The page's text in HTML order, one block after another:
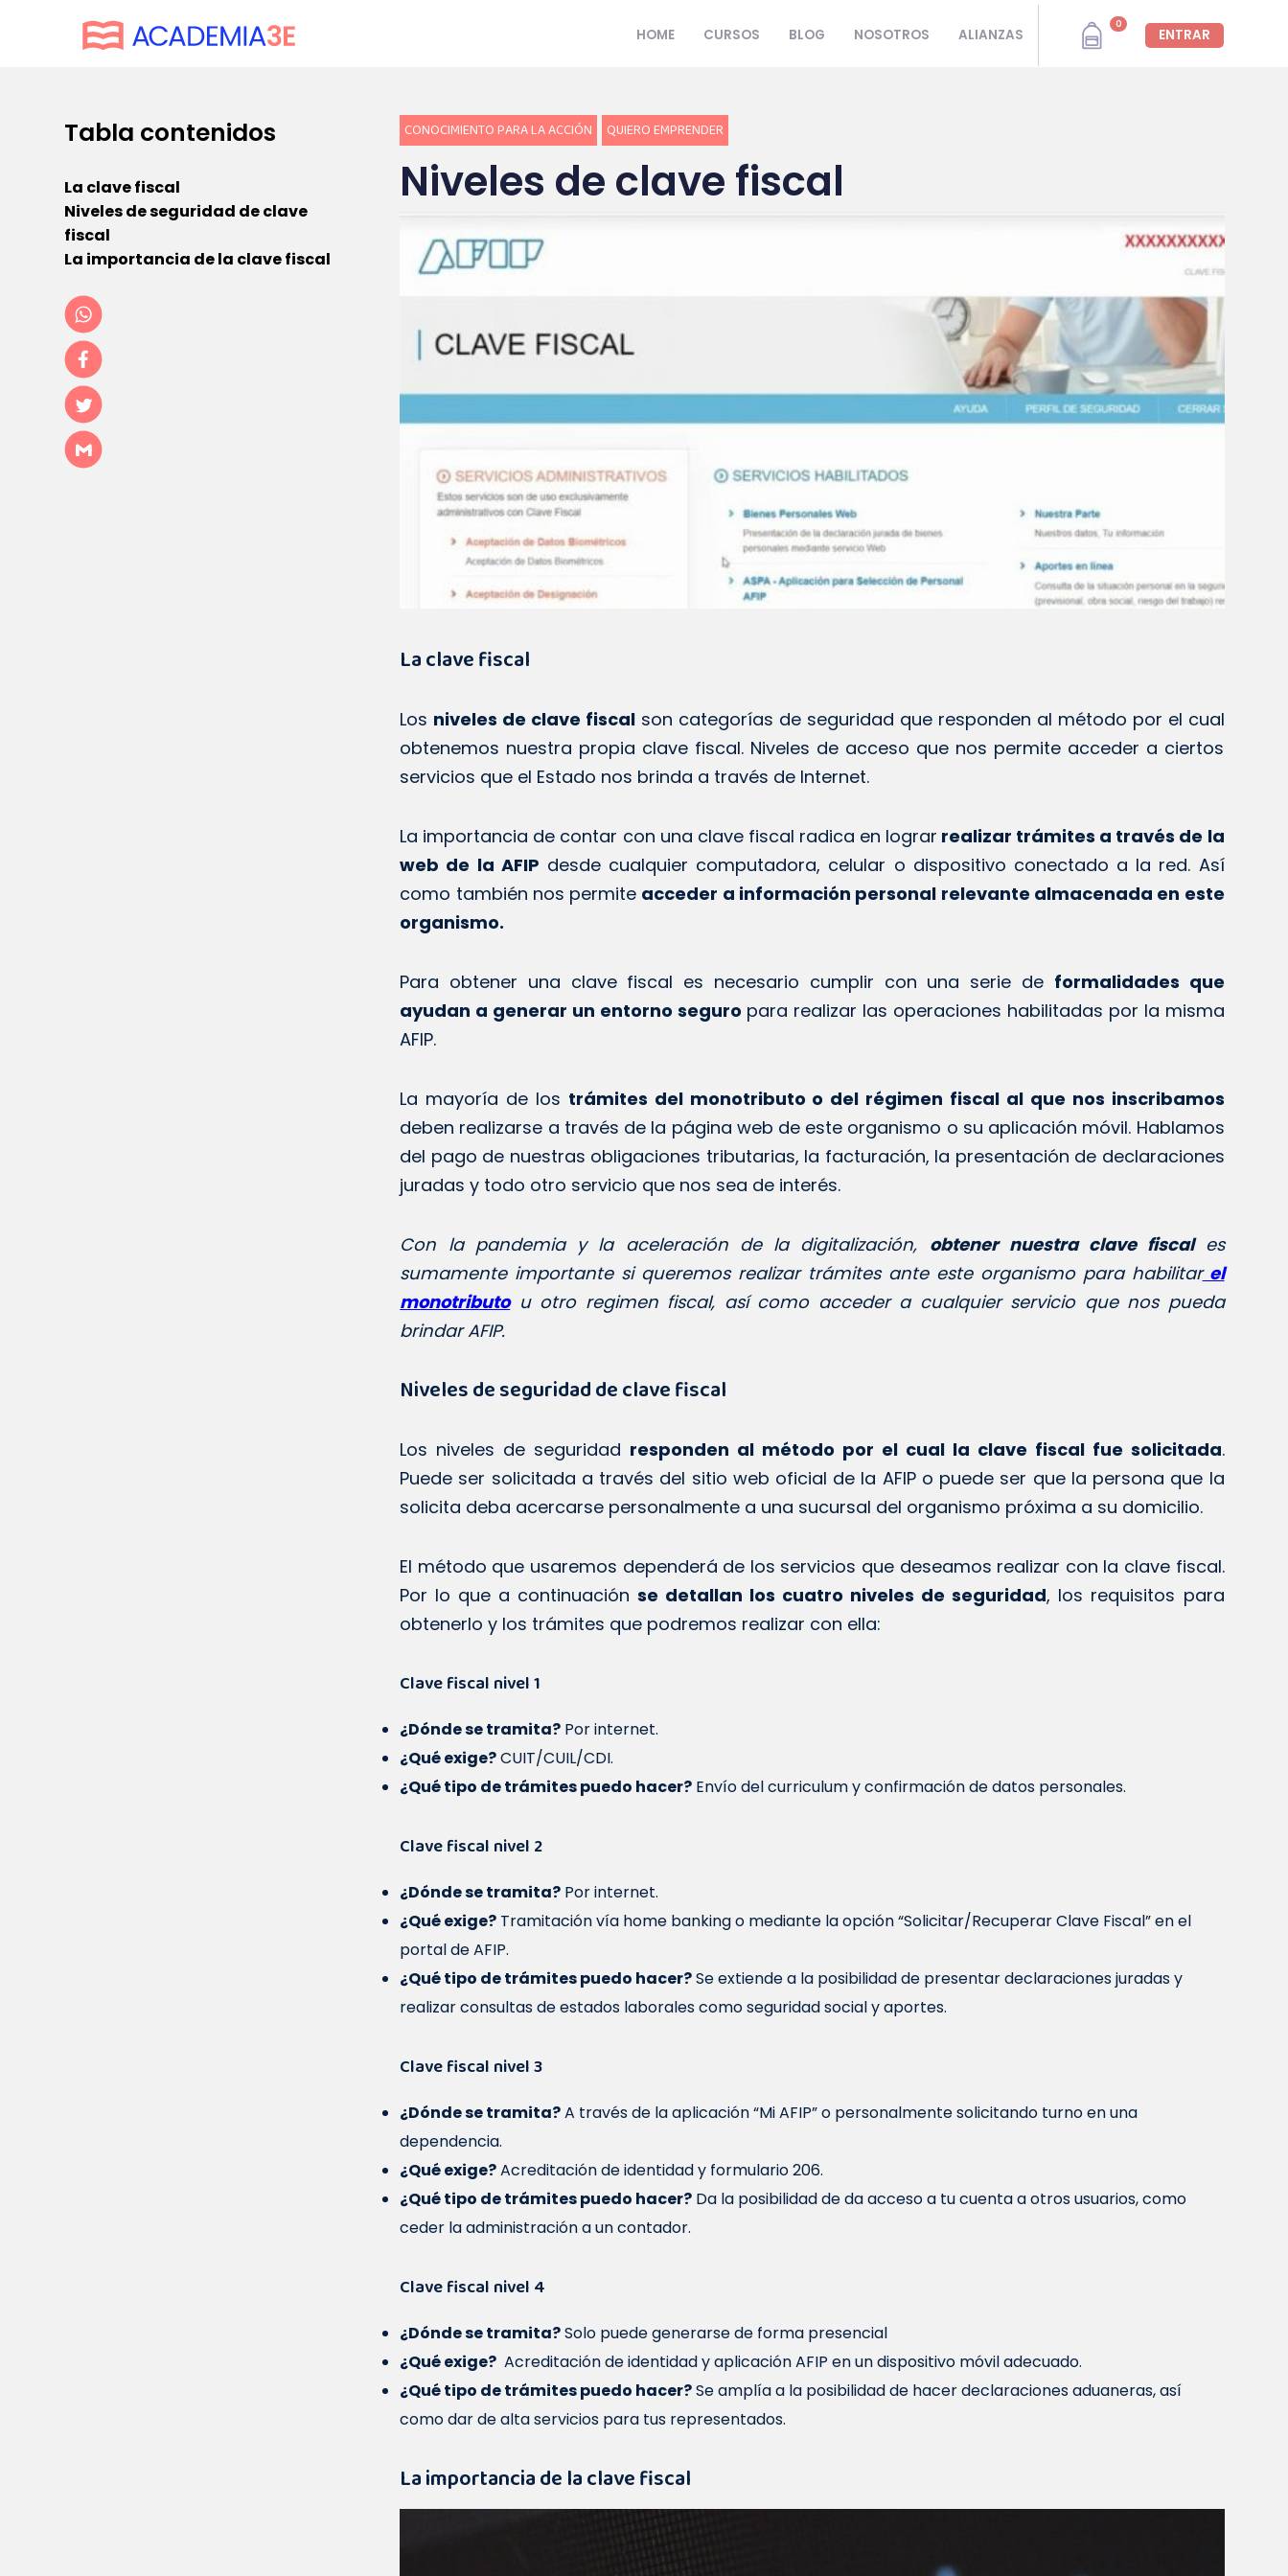
HOME CURSOS BLOG NOSOTROS ALIANZAS
0
ENTRAR
Tabla contenidos
La clave fiscal
Niveles de seguridad de clave
fiscal
La importancia de la clave fiscal
CONOCIMIENTO PARA LA ACCIÓN QUIERO EMPRENDER
Niveles de clave fiscal
La clave fiscal
Los niveles de clave fiscal son categorías de seguridad que responden al método por el cual
obtenemos nuestra propia clave fiscal. Niveles de acceso que nos permite acceder a ciertos
servicios que el Estado nos brinda a través de Internet.
La importancia de contar con una clave fiscal radica en lograr realizar trámites a través de la
web de la AFIP desde cualquier computadora, celular o dispositivo conectado a la red. Así
como también nos permite acceder a información personal relevante almacenada en este
organismo.
Para obtener una clave fiscal es necesario cumplir con una serie de formalidades que
ayudan a generar un entorno seguro para realizar las operaciones habilitadas por la misma
AFIP.
La mayoría de los trámites del monotributo o del régimen fiscal al que nos inscribamos
deben realizarse a través de la página web de este organismo o su aplicación móvil. Hablamos
del pago de nuestras obligaciones tributarias, la facturación, la presentación de declaraciones
juradas y todo otro servicio que nos sea de interés.
Con la pandemia y la aceleración de la digitalización, obtener nuestra clave fiscal es
sumamente importante si queremos realizar trámites ante este organismo para habilitarel
monotributou otro regimen fiscal, así como acceder a cualquier servicio que nos pueda
brindar AFIP.
Niveles de seguridad de clave fiscal
Los niveles de seguridad responden al método por el cual la clave fiscal fue solicitada.
Puede ser solicitada a través del sitio web oficial de la AFIP o puede ser que la persona que la
solicita deba acercarse personalmente a una sucursal del organismo próxima a su domicilio.
El método que usaremos dependerá de los servicios que deseamos realizar con la clave fiscal.
Por lo que a continuaciónse detallan los cuatro niveles de seguridad, los requisitos para
obtenerlo y los trámites que podremos realizar con ella:
Clave fiscal nivel 1
¿Dónde se tramita? Por internet.
¿Qué exige?CUIT/CUIL/CDI.
¿Qué tipo de trámites puedo hacer? Envío del curriculum y confirmación de datos personales.
Clave fiscal nivel 2
¿Dónde se tramita? Por internet.
¿Qué exige? Tramitación vía home banking o mediante la opción “Solicitar/Recuperar Clave Fiscal” en el
portal de AFIP.
¿Qué tipo de trámites puedo hacer?Se extiende a la posibilidad de presentar declaraciones juradas y
realizar consultas de estados laborales como seguridad social y aportes.
Clave fiscal nivel 3
¿Dónde se tramita?A través de la aplicación “Mi AFIP” o personalmente solicitando turno en una
dependencia.
¿Qué exige?Acreditación de identidad y formulario 206.
¿Qué tipo de trámites puedo hacer? Da la posibilidad de da acceso a tu cuenta a otros usuarios, como
ceder la administración a un contador.
Clave fiscal nivel 4
¿Dónde se tramita?Solo puede generarse de forma presencial
¿Qué exige? Acreditación de identidad y aplicación AFIP en un dispositivo móvil adecuado.
¿Qué tipo de trámites puedo hacer?Se amplía a la posibilidad de hacer declaraciones aduaneras, así
como dar de alta servicios para tus representados.
La importancia de la clave fiscal